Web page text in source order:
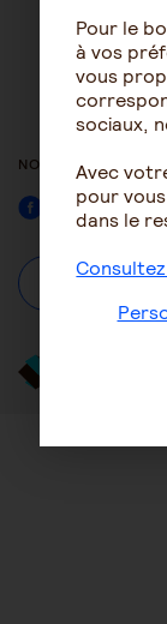
NOUS SUIVRE
Facebook
À propos
Pour le
à vos
vous
sociaux,
Avec
pour
dans le